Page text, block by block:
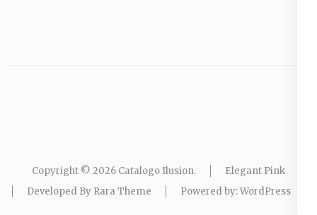
Copyright © 2026 Catalogo Ilusion.
Elegant Pink
Developed By Rara Theme Powered by:WordPress